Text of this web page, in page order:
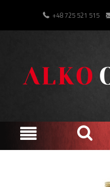
+48 725 521 515